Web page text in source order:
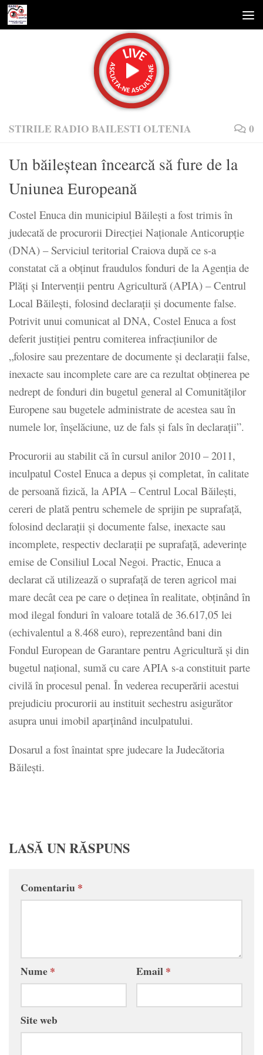
Skip to content
STIRILE RADIO BAILESTI OLTENIA 0
Un băileștean încearcă să fure de la
Uniunea Europeană
Costel Enuca din municipiul Băileşti a fost trimis în
judecată de procurorii Direcţiei Naţionale Anticorupţie
(DNA) – Serviciul teritorial Craiova după ce s-a
constatat că a obţinut fraudulos fonduri de la Agenţia de
Plăţi şi Intervenţii pentru Agricultură (APIA) – Centrul
Local Băileşti, folosind declaraţii şi documente false.
Potrivit unui comunicat al DNA, Costel Enuca a fost
deferit justiţiei pentru comiterea infracţiunilor de
„folosire sau prezentare de documente şi declaraţii false,
inexacte sau incomplete care are ca rezultat obținerea pe
nedrept de fonduri din bugetul general al Comunităţilor
Europene sau bugetele administrate de acestea sau în
numele lor, înşelăciune, uz de fals şi fals în declaraţii”.
Procurorii au stabilit că în cursul anilor 2010 – 2011,
inculpatul Costel Enuca a depus şi completat, în calitate
de persoană fizică, la APIA – Centrul Local Băileşti,
cereri de plată pentru schemele de sprijin pe suprafaţă,
folosind declaraţii şi documente false, inexacte sau
incomplete, respectiv declaraţii pe suprafaţă, adeverinţe
emise de Consiliul Local Negoi. Practic, Enuca a
declarat că utilizează o suprafaţă de teren agricol mai
mare decât cea pe care o deţinea în realitate, obţinând în
mod ilegal fonduri în valoare totală de 36.617,05 lei
(echivalentul a 8.468 euro), reprezentând bani din
Fondul European de Garantare pentru Agricultură şi din
bugetul naţional, sumă cu care APIA s-a constituit parte
civilă în procesul penal. În vederea recuperării acestui
prejudiciu procurorii au instituit sechestru asigurător
asupra unui imobil aparţinând inculpatului.
Dosarul a fost înaintat spre judecare la Judecătoria
Băileşti.
LASĂ UN RĂSPUNS
Comentariu*
Nume* Email*
Site web